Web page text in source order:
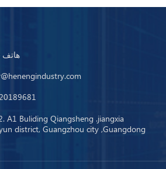
هاتف
A1 Buliding Qiangsheng .jiangxia
district, Guangzhou city ,Guangdong